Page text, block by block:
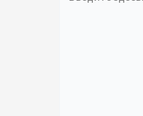
здесь...